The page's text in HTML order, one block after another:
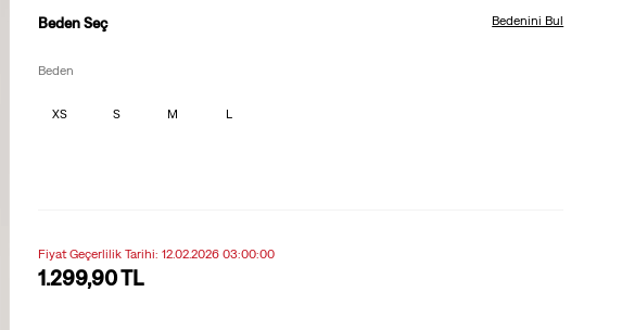
Beden Seç Bedenini Bul
Beden
XS S M L
Fiyat Geçerlilik Tarihi: 12.02.2026 03:00:00
1.299,90 TL